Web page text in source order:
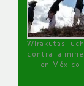
Wirakutas
contra la
en México